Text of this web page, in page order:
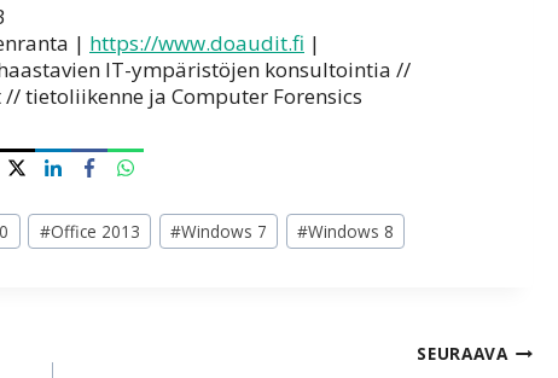
| https://www.doaudit.fi |
IT-ympäristöjen konsultointia //
tietoliikenne ja Computer Forensics
#Office 2013 #Windows 7 #Windows 8
SEURAAVA